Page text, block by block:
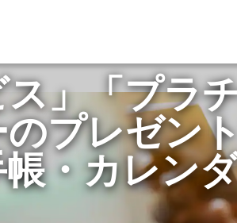
ス」「プラ
プレゼン
・カレン